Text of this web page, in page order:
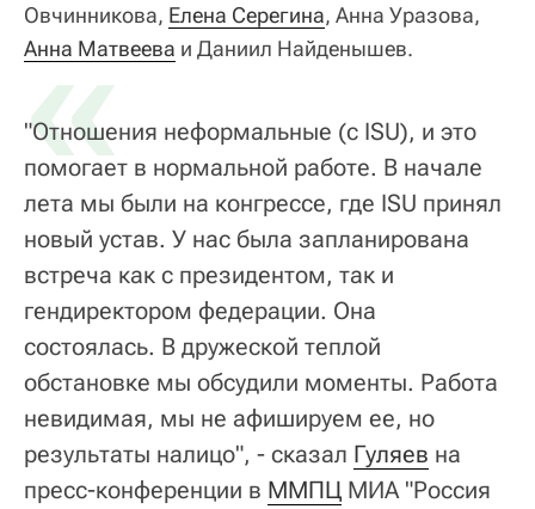
Овчинникова, Елена Серегина, Анна Уразова,
Анна Матвеева и Даниил Найденышев.
«
"Отношения неформальные (с ISU), и это
помогает в нормальной работе. В начале
лета мы были на конгрессе, где ISU принял
новый устав. У нас была запланирована
встреча как с президентом, так и
гендиректором федерации. Она
состоялась. В дружеской теплой
обстановке мы обсудили моменты. Работа
невидимая, мы не афишируем ее, но
результаты налицо", - сказал Гуляев на
пресс-конференции в ММПЦ МИА "Россия